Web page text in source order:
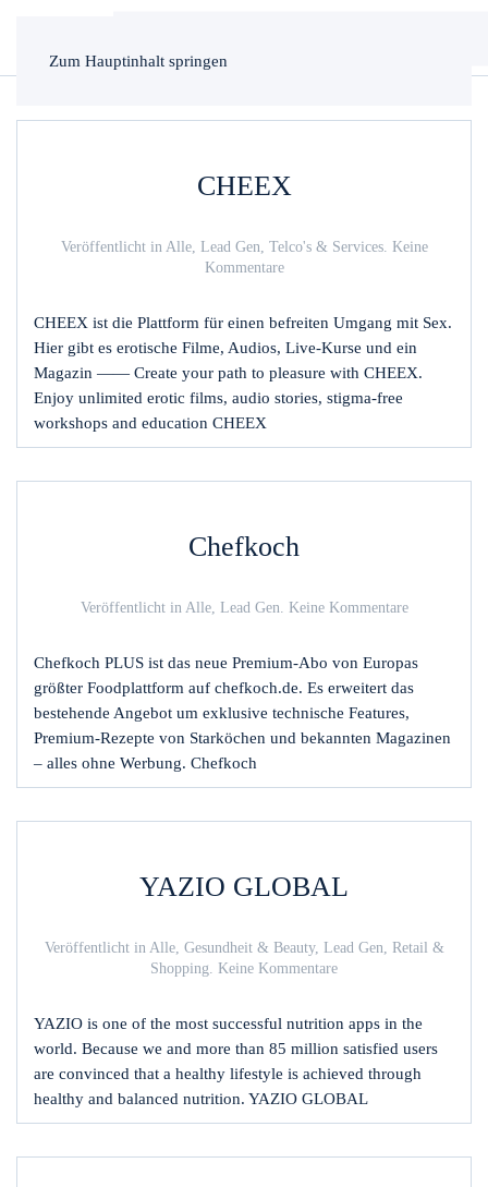
Zum Hauptinhalt springen
CHEEX
Veröffentlicht in Alle, Lead Gen, Telco's & Services. Keine
Kommentarezu
CHEEX ist die Plattform für einen befreiten Umgang mit Sex.
Hier gibt es erotische Filme, Audios, Live-Kurse und ein
Magazin —— Create your path to pleasure with CHEEX.
Enjoy unlimited erotic films, audio stories, stigma-free
workshops and education CHEEX
Chefkoch
Veröffentlicht in Alle, Lead Gen. Keine Kommentarezu
Chefkoch PLUS ist das neue Premium-Abo von Europas
größter Foodplattform auf chefkoch.de. Es erweitert das
bestehende Angebot um exklusive technische Features,
Premium-Rezepte von Starköchen und bekannten Magazinen
– alles ohne Werbung. Chefkoch
YAZIO GLOBAL
Veröffentlicht in Alle, Gesundheit & Beauty, Lead Gen, Retail &
Shopping. Keine Kommentarezu
YAZIO is one of the most successful nutrition apps in the
world. Because we and more than 85 million satisfied users
are convinced that a healthy lifestyle is achieved through
healthy and balanced nutrition. YAZIO GLOBAL